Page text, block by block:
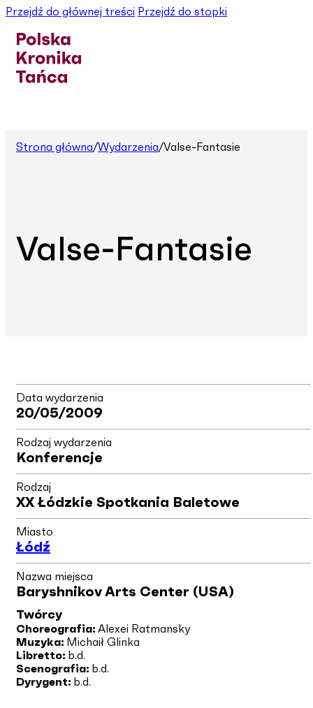
Przejdź do głównej treści Przejdź do stopki
Strona główna/Wydarzenia/Valse-Fantasie
Valse-Fantasie
Data wydarzenia
20/05/2009
Rodzaj wydarzenia
Konferencje
Rodzaj
XX Łódzkie Spotkania Baletowe
Miasto
Łódź
Nazwa miejsca
Baryshnikov Arts Center (USA)
Twórcy
Choreografia: Alexei Ratmansky
Muzyka: Michaił Glinka
Libretto: b.d.
Scenografia: b.d.
Dyrygent: b.d.